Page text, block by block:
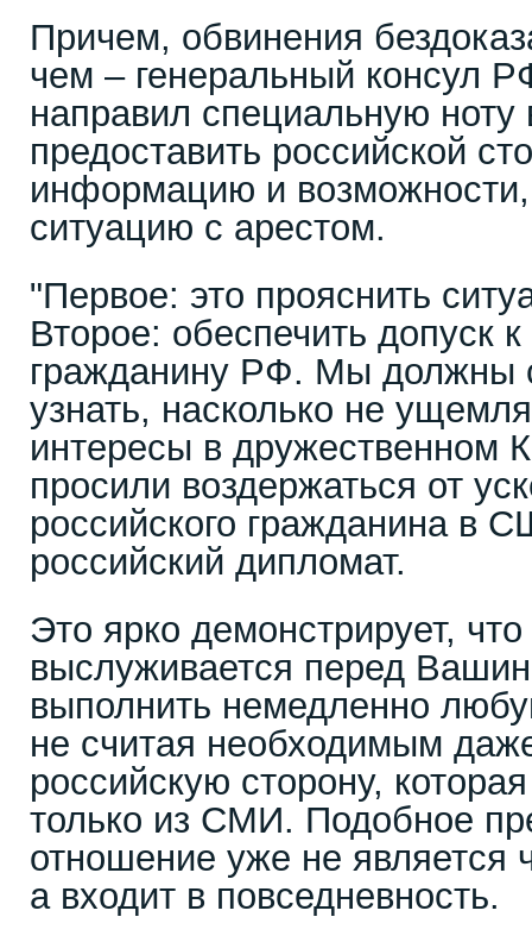
Причем, обвинения
чем – генеральный консул
направил специальную
предоставить российской
информацию и
ситуацию с арестом.
"Первое: это прояснить
Второе: обеспечить допуск
гражданину РФ. Мы должны
узнать, насколько не
интересы в дружественном
просили воздержаться от
российского гражданина в
российский дипломат.
Это ярко демонстрирует,
выслуживается перед
выполнить немедленно
не считая необходимым
российскую сторону,
только из СМИ. Подобное
отношение уже не является
а входит в повседневность.